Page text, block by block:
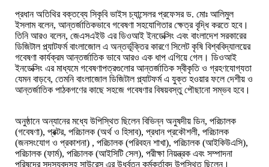
প্রধান অতিথির বক্তব্যে সিকৃবি ভাইস চ্যান্সেলর প্রফেসর ড. মোঃ আলিমুল
ইসলাম বলেন, আন্তর্জাতিকভাবে গবেষণা সহযোগিতার ক্ষেত্র বৃদ্ধি করতে হবে।
তিনি আরও বলেন, জেএসএইউ এর ডিওআই ইনডেক্সিং এবং বাংলাদেশ সরকারের
ডিজিটাল প্ল্যাটফর্ম বাংলাজোল এ অন্তর্ভূক্তির কারণে সিলেট কৃষি বিশ্ববিদ্যালয়ের
গবেষণা কার্যক্রম আন্তর্জাতিক ভাবে আরও এক ধাপ এগিয়ে গেল। ডিওআই
ইনডেক্সিং এর মাধ্যমে গবেষণাপত্রগুলোর আন্তর্জাতিক স্বীকৃতি ও গ্রহণযোগ্যতা
যেমন বাড়বে, তেমনি বাংলাজোল ডিজিটাল প্ল্যাটফর্ম এ যুক্ত হওয়ার ফলে দেশীয় ও
আন্তর্জাতিক পাঠকগণের কাছে সহজে গবেষণার বিষয়বস্তু পৌছানো সম্ভব হবে।
অনুষ্ঠানে অন্যানের মধ্যে উপিস্থিত ছিলেন বিভিন্ন অনুষদীয় ডিন, পরিচালক
(গবেষণা), প্রক্টর, পরিচালক (অর্থ ও হিসাব), প্রধান প্রকৌশলী, পরিচালক
(জনসংযোগ ও প্রকাশনা) , পরিচালক (পরিবহন শাখা), পরিচালক (আইকিউএসি),
পরিচালক (ফার্ম), পরিচালক (আইসিটি সেল), পরীক্ষা নিয়ন্ত্রক এবং সম্পাদনা
পরিষদের সদস্যবৃন্দসহ সাউরেস এর উর্ধ্বতন কর্মকর্তাবৃন্দ উপস্থিত ছিলেন।